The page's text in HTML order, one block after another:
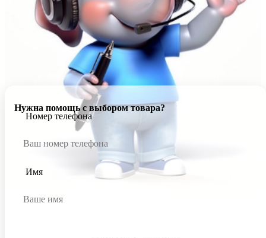
Нужна помощь с выбором товара?
Номер телефона
Имя